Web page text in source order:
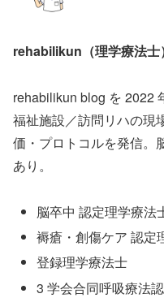
rehabilikun（理学療法士
rehabilikun blog を 2022
福祉施設／訪問リハの現
価・プロトコルを発信。
あり。
脳卒中 認定理学療法
褥瘡・創傷ケア 認定
登録理学療法士
3 学会合同呼吸療法